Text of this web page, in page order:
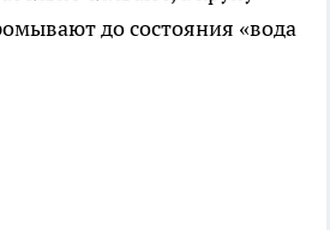
до состояния «вода